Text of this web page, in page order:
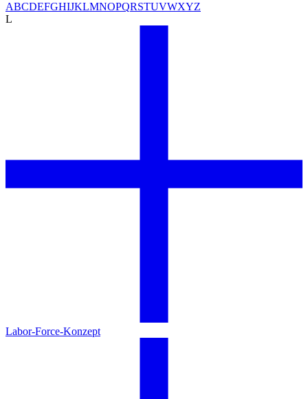
ABCDEFGHIJKLMNOPQRSTUVWXYZ
L
Labor-Force-Konzept